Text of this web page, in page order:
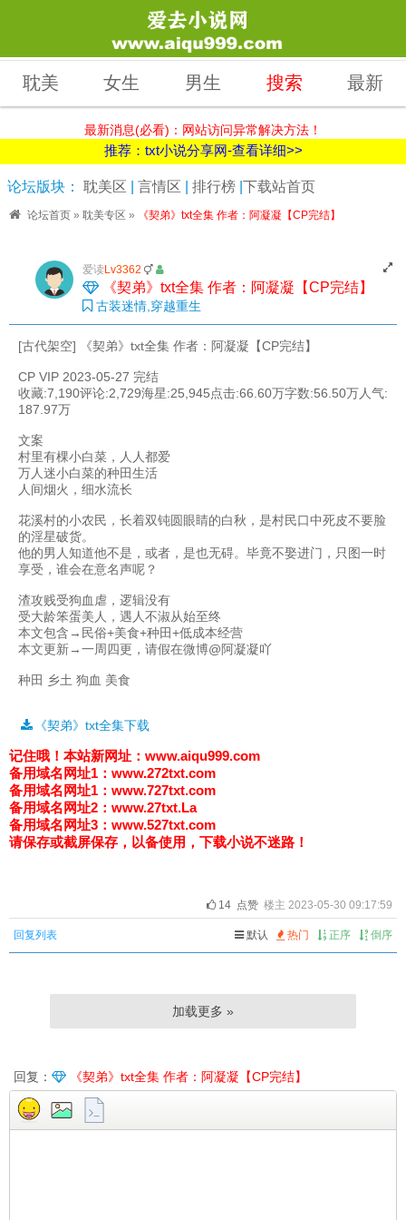
耽美 女生 男生 搜索 最新
最新消息(必看)：网站访问异常解决方法！
推荐：txt小说分享网-查看详细>>
论坛版块： 耽美区 言情区 排行榜 下载站首页
论坛首页 » 耽美专区 » 《契弟》txt全集 作者：阿凝凝【CP完结】
爱读 Lv3362
《契弟》txt全集 作者：阿凝凝【CP完结】
古装迷情,穿越重生
[古代架空] 《契弟》txt全集 作者：阿凝凝【CP完结】
CP VIP 2023-05-27 完结
收藏:7,190评论:2,729海星:25,945点击:66.60万字数:56.50万人气:
187.97万
文案
村里有棵小白菜，人人都爱
万人迷小白菜的种田生活
人间烟火，细水流长
花溪村的小农民，长着双钝圆眼睛的白秋，是村民口中死皮不要脸
的淫星破货。
他的男人知道他不是，或者，是也无碍。毕竟不娶进门，只图一时
享受，谁会在意名声呢？
渣攻贱受狗血虐，逻辑没有
受大龄笨蛋美人，遇人不淑从始至终
本文包含→民俗+美食+种田+低成本经营
本文更新→一周四更，请假在微博@阿凝凝吖
种田 乡土 狗血 美食
《契弟》txt全集下载
记住哦！ 本站新网址：www.aiqu999.com
备用域名网址1： www.272txt.com
备用域名网址1： www.727txt.com
备用域名网址2： www.27txt.La
备用域名网址3： www.527txt.com
请保存或截屏保存，以备使用，下载小说不迷路！
14 点赞 楼主 2023-05-30 09:17:59
回复列表 默认 热门 正序 倒序
加载更多 »
回复： 《契弟》txt全集 作者：阿凝凝【CP完结】